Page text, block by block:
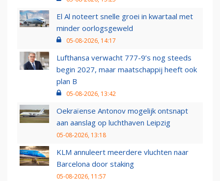
El Al noteert snelle groei in kwartaal met
minder oorlogsgeweld
05-08-2026, 14:17
Lufthansa verwacht 777-9’s nog steeds
begin 2027, maar maatschappij heeft ook
plan B
05-08-2026, 13:42
Oekraïense Antonov mogelijk ontsnapt
aan aanslag op luchthaven Leipzig
05-08-2026, 13:18
KLM annuleert meerdere vluchten naar
Barcelona door staking
05-08-2026, 11:57